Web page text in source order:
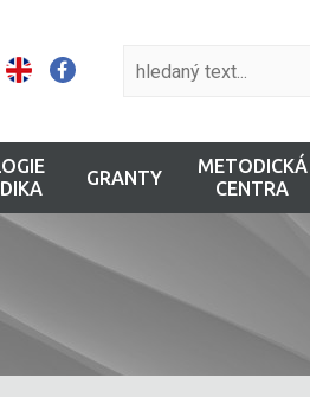
GRANTY
METODICKÁ
CENTRA